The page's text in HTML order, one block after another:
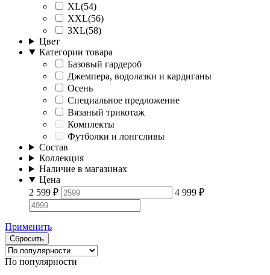
XL(54)
XXL(56)
3XL(58)
Цвет
Категории товара
Базовый гардероб
Джемпера, водолазки и кардиганы
Осень
Специальное предложение
Вязаный трикотаж
Комплекты
Футболки и лонгсливы
Состав
Коллекция
Наличие в магазинах
Цена
2 599 ₽ 4 999 ₽
Применить
Сбросить
По популярности